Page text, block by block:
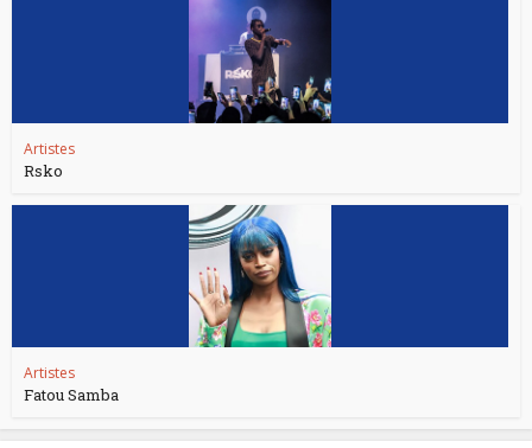
Artistes
Rsko
Artistes
Fatou Samba